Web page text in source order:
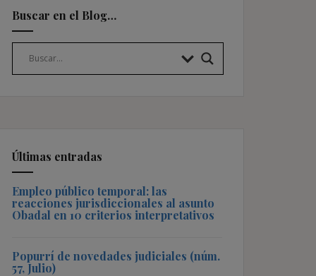
Buscar en el Blog…
Últimas entradas
Empleo público temporal: las
reacciones jurisdiccionales al asunto
Obadal en 10 criterios interpretativos
Popurrí de novedades judiciales (núm.
57, Julio)